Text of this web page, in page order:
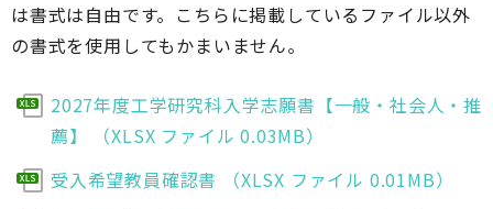
は書式は自由です。こちらに掲載しているファイル以外
の書式を使用してもかまいません。
2027年度工学研究科入学志願書【一般・社会人・推
薦】 （XLSX ファイル 0.03MB）
受入希望教員確認書 （XLSX ファイル 0.01MB）